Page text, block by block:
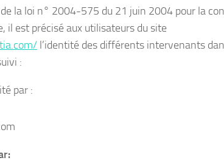
la loi n° 2004-575 du 21 juin 2004 pour la
il est précisé aux utilisateurs du site
l’identité des différents intervenants
:
par :